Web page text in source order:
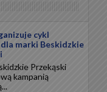
cykl
marki Beskidzkie
Przekąski
kampanią